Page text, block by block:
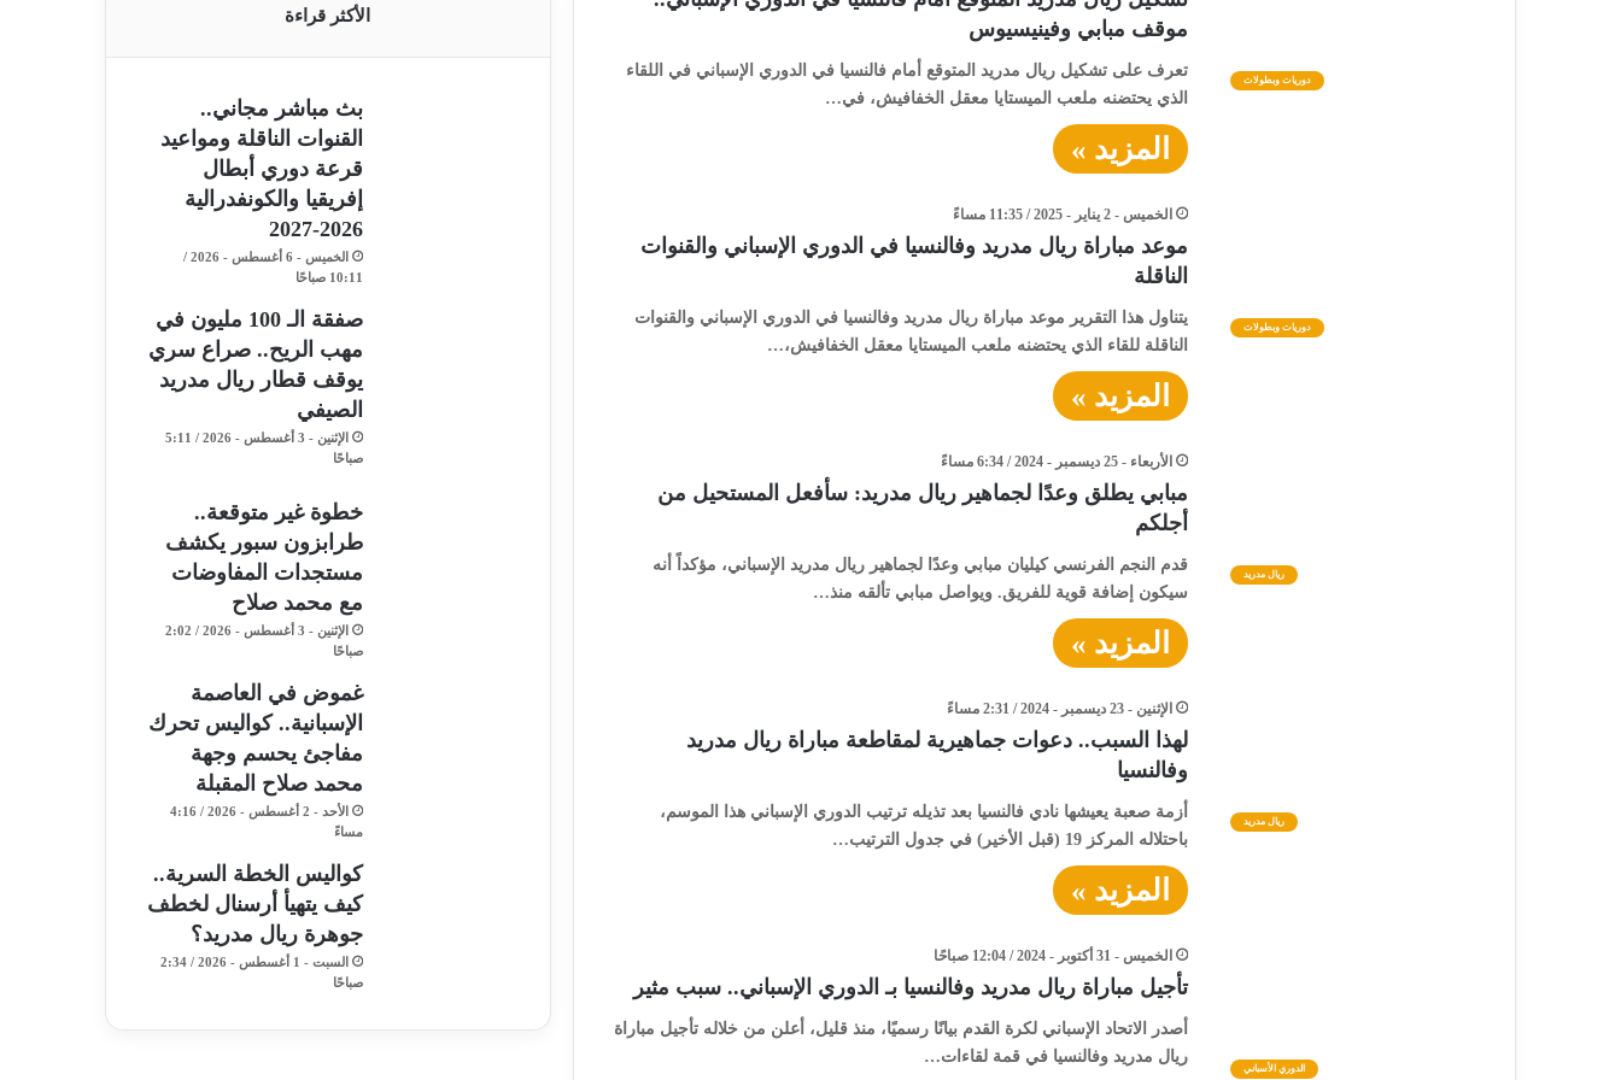
دوريات وبطولات
موقف مبابي وفينيسيوس
تعرف على تشكيل ريال مدريد المتوقع أمام فالنسيا في الدوري الإسباني في اللقاء
الذي يحتضنه ملعب الميستايا معقل الخفافيش، في…
المزيد »
دوريات وبطولات
الخميس - 2 يناير - 2025 / 11:35 مساءً
موعد مباراة ريال مدريد وفالنسيا في الدوري الإسباني والقنوات
الناقلة
يتناول هذا التقرير موعد مباراة ريال مدريد وفالنسيا في الدوري الإسباني والقنوات
الناقلة للقاء الذي يحتضنه ملعب الميستايا معقل الخفافيش،…
المزيد »
ريال مدريد
الأربعاء - 25 ديسمبر - 2024 / 6:34 مساءً
مبابي يطلق وعدًا لجماهير ريال مدريد: سأفعل المستحيل من
أجلكم
قدم النجم الفرنسي كيليان مبابي وعدًا لجماهير ريال مدريد الإسباني، مؤكداً أنه
سيكون إضافة قوية للفريق. ويواصل مبابي تألقه منذ…
المزيد »
ريال مدريد
الإثنين - 23 ديسمبر - 2024 / 2:31 مساءً
لهذا السبب.. دعوات جماهيرية لمقاطعة مباراة ريال مدريد
وفالنسيا
أزمة صعبة يعيشها نادي فالنسيا بعد تذيله ترتيب الدوري الإسباني هذا الموسم،
باحتلاله المركز 19 (قبل الأخير) في جدول الترتيب…
المزيد »
الدوري الأسباني
الخميس - 31 أكتوبر - 2024 / 12:04 صباحًا
تأجيل مباراة ريال مدريد وفالنسيا بـ الدوري الإسباني.. سبب مثير
أصدر الاتحاد الإسباني لكرة القدم بيانًا رسميًا، منذ قليل، أعلن من خلاله تأجيل مباراة
ريال مدريد وفالنسيا في قمة لقاءات…
الأكثر قراءة
بث مباشر مجاني..
القنوات الناقلة ومواعيد
قرعة دوري أبطال
إفريقيا والكونفدرالية
2026-2027
الخميس - 6 أغسطس - 2026 /
10:11 صباحًا
صفقة الـ 100 مليون في
مهب الريح.. صراع سري
يوقف قطار ريال مدريد
الصيفي
الإثنين - 3 أغسطس - 2026 / 5:11
صباحًا
خطوة غير متوقعة..
طرابزون سبور يكشف
مستجدات المفاوضات
مع محمد صلاح
الإثنين - 3 أغسطس - 2026 / 2:02
صباحًا
غموض في العاصمة
الإسبانية.. كواليس تحرك
مفاجئ يحسم وجهة
محمد صلاح المقبلة
الأحد - 2 أغسطس - 2026 / 4:16
مساءً
كواليس الخطة السرية..
كيف يتهيأ أرسنال لخطف
جوهرة ريال مدريد؟
السبت - 1 أغسطس - 2026 / 2:34
صباحًا